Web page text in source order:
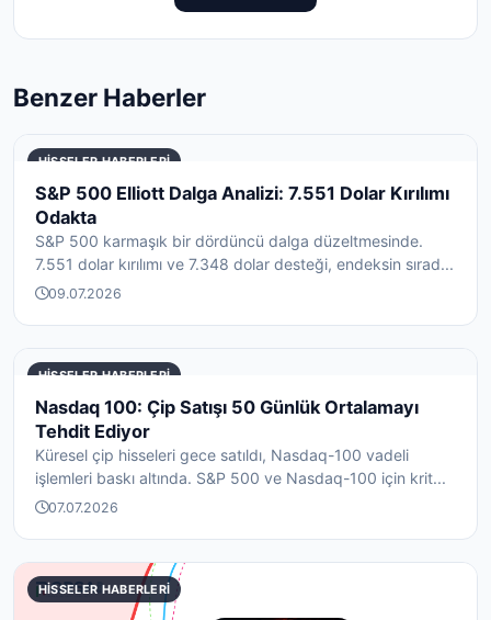
Benzer Haberler
HISSELER HABERLERI
S&P 500 Elliott Dalga Analizi: 7.551 Dolar Kırılımı
Odakta
S&P 500 karmaşık bir dördüncü dalga düzeltmesinde.
7.551 dolar kırılımı ve 7.348 dolar desteği, endeksin sırad...
09.07.2026
HISSELER HABERLERI
Nasdaq 100: Çip Satışı 50 Günlük Ortalamayı
Tehdit Ediyor
Küresel çip hisseleri gece satıldı, Nasdaq-100 vadeli
işlemleri baskı altında. S&P 500 ve Nasdaq-100 için krit...
07.07.2026
HISSELER HABERLERI